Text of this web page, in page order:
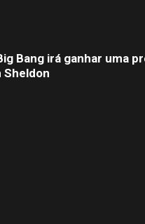
Bang irá ganhar uma
Sheldon